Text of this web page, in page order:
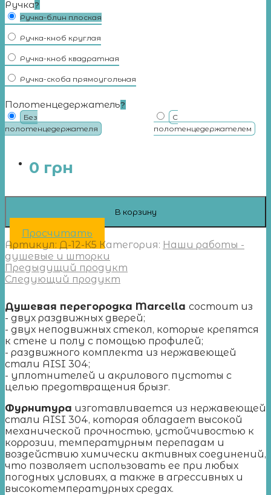
Ручка?
Ручка-блин плоская
Ручка-кноб круглая
Ручка-кноб квадратная
Ручка-скоба прямоугольная
Полотенцедержатель?
Без
полотенцедержателя
С
полотенцедержателем
0 грн
В корзину
Просчитать
Артикул: Д-12-К5 Категория: Наши работы -
душевые и шторки
Предыдущий продукт
Следующий продукт
Душевая перегородка Marcella состоит из
- двух раздвижных дверей;
- двух неподвижных стекол, которые крепятся
к стене и полу с помощью профилей;
- раздвижного комплекта из нержавеющей
стали AISI 304;
- уплотнителей и акрилового пустоты с
целью предотвращения брызг.
Фурнитура изготавливается из нержавеющей
стали AISI 304, которая обладает высокой
механической прочностью, устойчивостью к
коррозии, температурным перепадам и
воздействию химически активных соединений,
что позволяет использовать ее при любых
погодных условиях, а также в агрессивных и
высокотемпературных средах.